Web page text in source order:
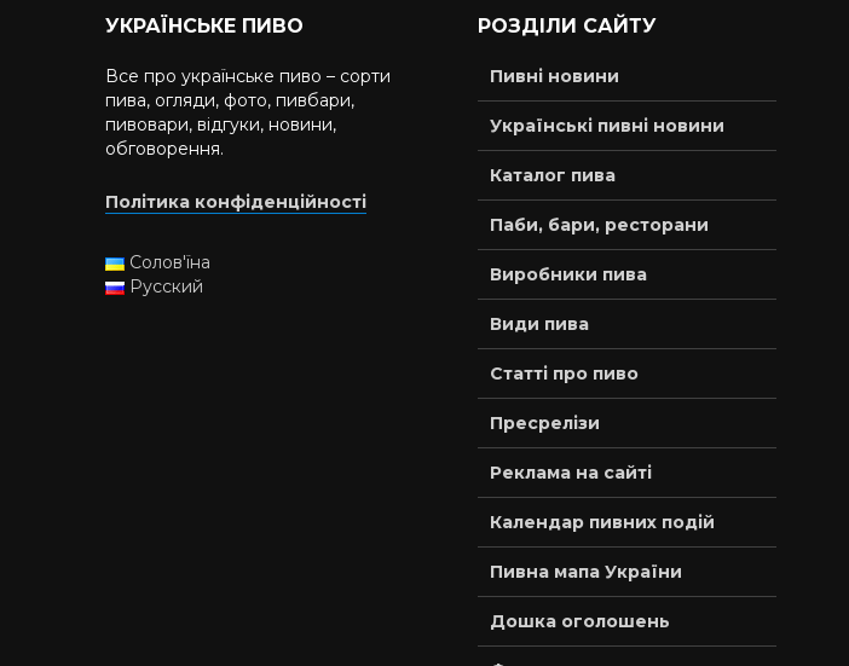
УКРАЇНСЬКЕ ПИВО
Все про українське пиво – сорти
пива, огляди, фото, пивбари,
пивовари, відгуки, новини,
обговорення.
Політика конфіденційності
Солов'їна
Русский
РОЗДІЛИ САЙТУ
Пивні новини
Українські пивні новини
Каталог пива
Паби, бари, ресторани
Виробники пива
Види пива
Статті про пиво
Пресрелізи
Реклама на сайті
Календар пивних подій
Пивна мапа України
Дошка оголошень